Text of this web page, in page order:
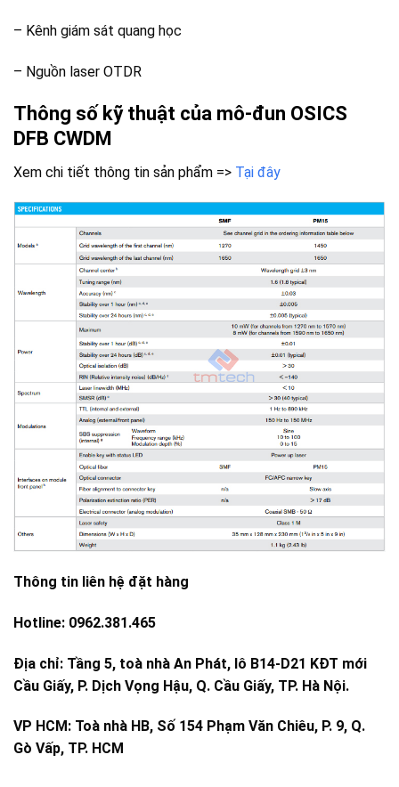
– Kênh giám sát quang học
– Nguồn laser OTDR
Thông số kỹ thuật của mô-đun OSICS
DFB CWDM
Xem chi tiết thông tin sản phẩm => Tại đây
Thông tin liên hệ đặt hàng
Hotline: 0962.381.465
Địa chỉ: Tầng 5, toà nhà An Phát, lô B14-D21 KĐT mới
Cầu Giấy, P. Dịch Vọng Hậu, Q. Cầu Giấy, TP. Hà Nội.
VP HCM: Toà nhà HB, Số 154 Phạm Văn Chiêu, P. 9, Q.
Gò Vấp, TP. HCM